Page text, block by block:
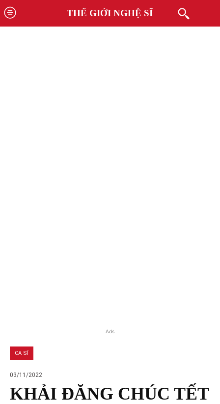
THẾ GIỚI NGHỆ SĨ
Ads
CA SĨ
03/11/2022
KHẢI ĐĂNG CHÚC TẾT